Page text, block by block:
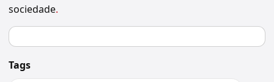
sociedade.
Tags